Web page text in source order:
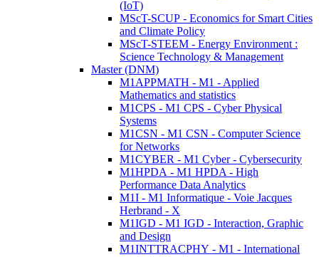
(IoT)
MScT-SCUP - Economics for Smart Cities
and Climate Policy
MScT-STEEM - Energy Environment :
Science Technology & Management
Master (DNM)
M1APPMATH - M1 - Applied
Mathematics and statistics
M1CPS - M1 CPS - Cyber Physical
Systems
M1CSN - M1 CSN - Computer Science
for Networks
M1CYBER - M1 Cyber - Cybersecurity
M1HPDA - M1 HPDA - High
Performance Data Analytics
M1I - M1 Informatique - Voie Jacques
Herbrand - X
M1IGD - M1 IGD - Interaction, Graphic
and Design
M1INTTRACPHY - M1 - International